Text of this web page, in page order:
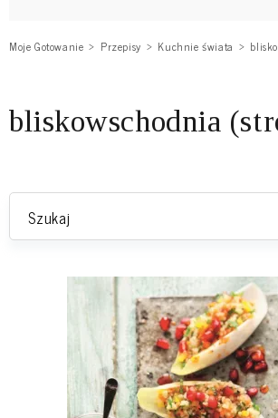
Moje Gotowanie Przepisy Kuchnie świata
bliskowschodnia